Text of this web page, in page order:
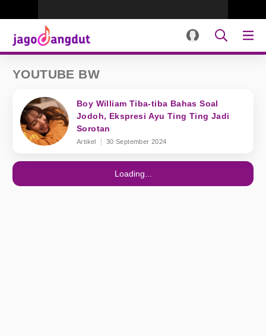
YOUTUBE BW
Boy William Tiba-tiba Bahas Soal
Jodoh, Ekspresi Ayu Ting Ting Jadi
Sorotan
Artikel 30 September 2024
Loading...